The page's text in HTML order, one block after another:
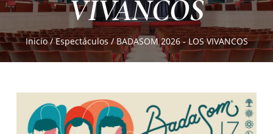
VIVANCOS
Inicio /Espectáculos /BADASOM 2026 - LOS VIVANCOS